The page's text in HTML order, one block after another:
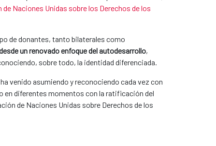
de Naciones Unidas sobre los Derechos de los
de donantes, tanto bilaterales como
un renovado enfoque del autodesarrollo,
sobre todo, la identidad diferenciada.​
venido asumiendo y reconociendo cada vez con
en diferentes momentos con la ratificación del
de Naciones Unidas sobre Derechos de los